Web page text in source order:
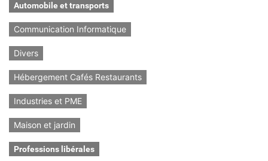
Automobile et transports
Communication Informatique
Divers
Hébergement Cafés Restaurants
Industries et PME
Maison et jardin
Professions libérales